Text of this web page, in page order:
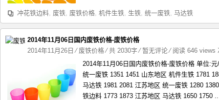
冲花铁边料, 废铁, 废铁价格, 机件生铁, 生铁, 统一废铁, 马达铁
2014年11月06日国内废铁价格-废铁价格
2014年11月26日 ⁄ 废铁价格⁄ 共 2030字⁄暂无评论⁄ 阅读 646 views
2014年11月06日国内废铁价格-废铁价格 单位:
统一废铁 1351 1451 山东地区 机件生铁 1781
马达铁 1981 2081 江苏地区 统一废铁 1280
铁边料 1773 1873 江苏地区 马达铁 1650 1750